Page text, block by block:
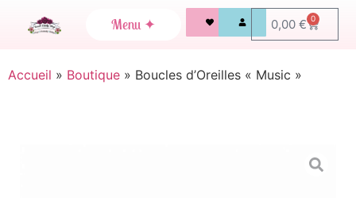
0,00 € 0
Accueil » Boutique » Boucles d’Oreilles « Music »